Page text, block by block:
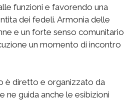
funzioni e favorendo una
dei fedeli. Armonia delle
e un forte senso comunitario
un momento di incontro
è diretto e organizzato da
ne guida anche le esibizioni